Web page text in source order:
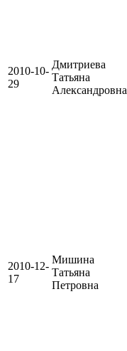
2010-10-
29
Дмитриева
Татьяна
Александровна
2010-12-
17
Мишина
Татьяна
Петровна